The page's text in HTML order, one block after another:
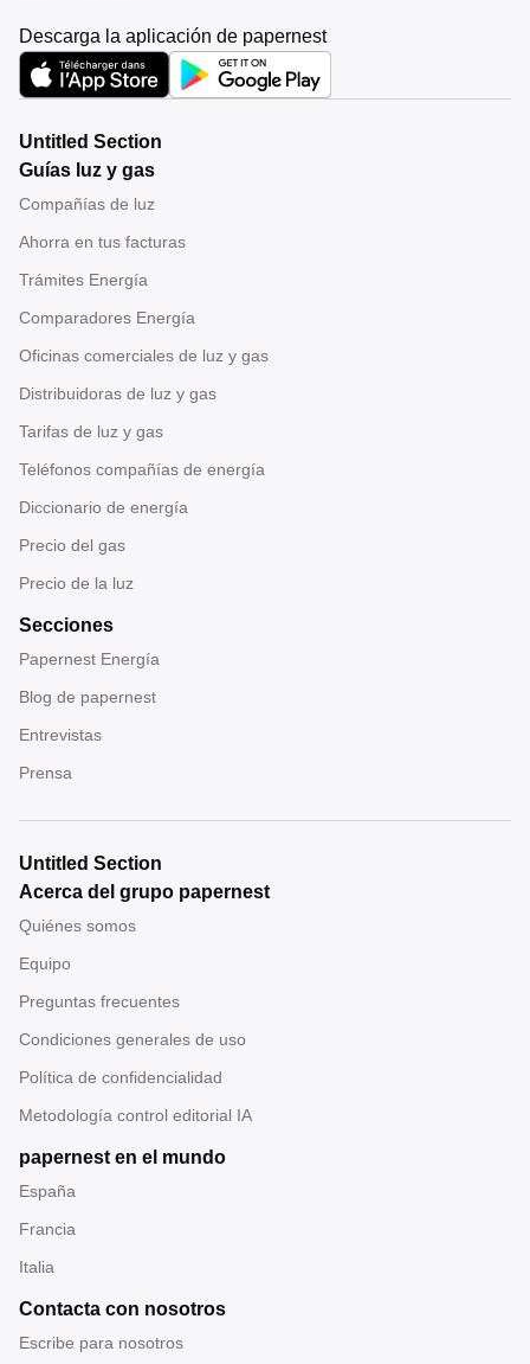
Descarga la aplicación de papernest
Untitled Section
Guías luz y gas
Compañías de luz
Ahorra en tus facturas
Trámites Energía
Comparadores Energía
Oficinas comerciales de luz y gas
Distribuidoras de luz y gas
Tarifas de luz y gas
Teléfonos compañías de energía
Diccionario de energía
Precio del gas
Precio de la luz
Secciones
Papernest Energía
Blog de papernest
Entrevistas
Prensa
Untitled Section
Acerca del grupo papernest
Quiénes somos
Equipo
Preguntas frecuentes
Condiciones generales de uso
Política de confidencialidad
Metodología control editorial IA
papernest en el mundo
España
Francia
Italia
Contacta con nosotros
Escribe para nosotros